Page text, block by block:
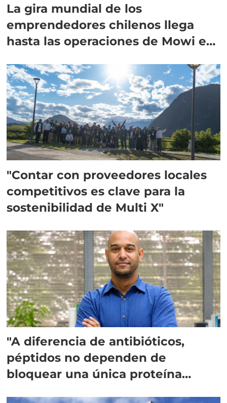
La gira mundial de los
emprendedores chilenos llega
hasta las operaciones de Mowi en
"Contar con proveedores locales
competitivos es clave para la
sostenibilidad de Multi X"
"A diferencia de antibióticos,
péptidos no dependen de
bloquear una única proteína